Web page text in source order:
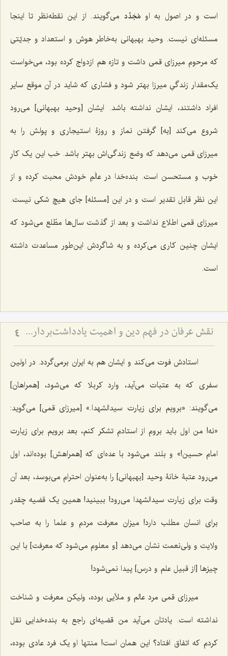
است و در اصول به او مُجَدِّد می‌گویند. از این نقطه‌نظر تا اینجا
مسئله‌ای نیست. وحید بهبهانی به‌خاطر هوش و استعداد و جدیّتی
که مرحوم میرزای قمی‌ داشت و تازه هم ازدواج کرده بود، می‌خواست
یک‌مقدار زندگیِ میرزا بهتر شود و فشاری که شاید در آن موقع سایر
افراد داشتند، ایشان نداشته باشد. ایشان [وحید بهبهانی] می‌رود
شروع می‌کند [به] گرفتن نماز و روزۀ استیجاری و پولش را به
میرزای قمی می‌دهد که وضع زندگی‌اش بهتر باشد. خب این یک کارِ
خوب و مستحسن است. بنده‌خدا در عالَمِ خودش محبت کرده و از
این نظر قابل تقدیر است و در این [مسئله] جای هیچ شکی نیست.
میرزای قمی اطلاع نداشت و بعد از گذشت سال‌ها مطّلع می‌شود که
ایشان چنین کاری می‌کرده و به شاگردش این‌طور مساعدت داشته
است.
نقش عرفان در فهم دین و اهمیت یادداشت‌برداری برای اهل علم 4
استادش فوت می‌کند و ایشان هم به ایران برمی‌گردد. در اولین
سفری که به عتبات می‌آید، وارد کربلا که می‌شود، [همراهان]
می‌گویند: «برویم برای زیارت سیدالشهدا.» [میرزای قمی] می‌گوید:
«نه! من اول باید بروم از استادم تشکر کنم، بعد برویم برای زیارت
امام حسین!» و بلند می‌شود با عده‌ای که [همراهش] بوده‌اند، اول
می‌رود عتبۀ خانۀ وحید [بهبهانی] را به‌عنوان احترام می‌بوسد، بعد آن
‌وقت برای زیارت سیدالشهدا می‌رود! ببینید! همین یک قضیه چقدر
برای انسان مطلب دارد! میزان معرفت مردم و علما را به صاحب
ولایت و ولی‌نعمت نشان می‌دهد [و معلوم می‌شود که معرفت] با این
چیزها [از قبیل علم و درس] پیدا نمی‌شود!
میرزای قمی مرد عالم و ملاّیی بوده، ولیکن معرفت و شناخت
نداشته است. یادتان می‌آید من قضیه‌ای راجع به بنده‌خدایی نقل
کردم که اتفاق افتاد؟ این همان است! منتها او یک فرد عادی بوده،